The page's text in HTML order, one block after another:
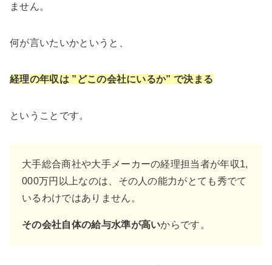
ません。
何が言いたいかというと、
経理の年収は ”どこの会社にいるか” で決まる
ということです。
大手総合商社や大手メーカーの経理担当者が年収1,
000万円以上なのは、その人の能力がとても秀でて
いるわけではありません。
その会社自体の給与水準が高いからです。